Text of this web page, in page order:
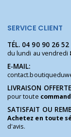
SERVICE CLIENT
TÉL. 04 90 90 26 52
du lundi au vendredi
E-MAIL:
LIVRAISON OFFERTE
pour toute
SATISFAIT OU
Achetez en toute
d'avis.